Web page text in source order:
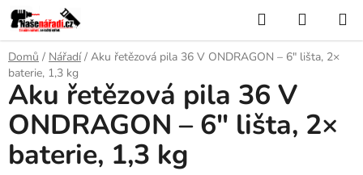
Přejít
na
obsah
Hledat
KOŠÍK
Domů / Nářadí / Aku řetězová pila 36 V ONDRAGON – 6″ lišta, 2×
baterie, 1,3 kg
Aku řetězová pila 36 V
ONDRAGON – 6″ lišta, 2×
baterie, 1,3 kg